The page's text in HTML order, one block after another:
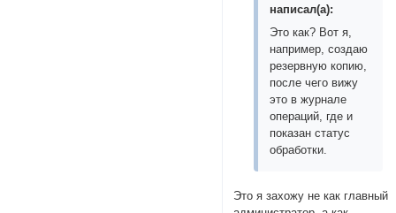
написал(а):
Это как? Вот я,
например, создаю
резервную копию,
после чего вижу
это в журнале
операций, где и
показан статус
обработки.
Это я захожу не как главный